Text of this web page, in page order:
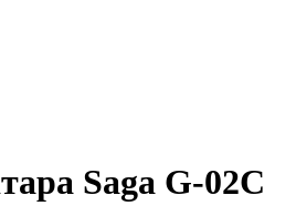
Saga G-02С